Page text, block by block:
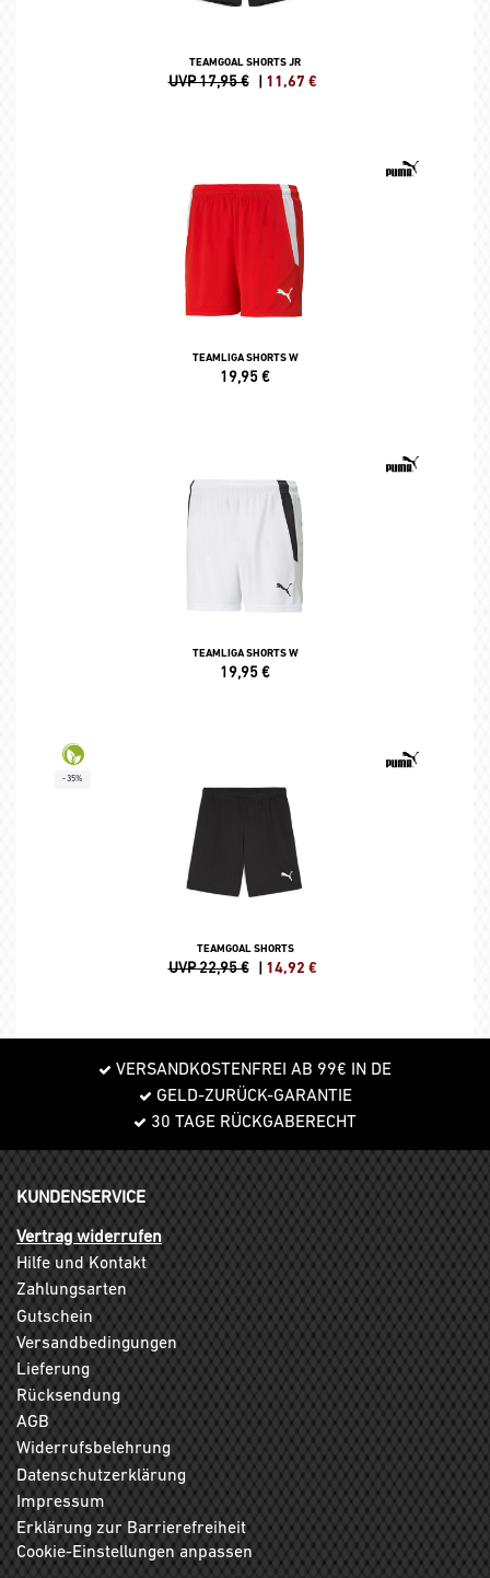
TEAMGOAL SHORTS JR
UVP 17,95 € | 11,67 €
TEAMLIGA SHORTS W
19,95€
TEAMLIGA SHORTS W
19,95€
-35%
TEAMGOAL SHORTS
UVP 22,95 € | 14,92 €
VERSANDKOSTENFREI AB 99€ IN DE
GELD-ZURÜCK-GARANTIE
30 TAGE RÜCKGABERECHT
KUNDENSERVICE
Vertrag widerrufen
Hilfe und Kontakt
Zahlungsarten
Gutschein
Versandbedingungen
Lieferung
Rücksendung
AGB
Widerrufsbelehrung
Datenschutzerklärung
Impressum
Erklärung zur Barrierefreiheit
Cookie-Einstellungen anpassen